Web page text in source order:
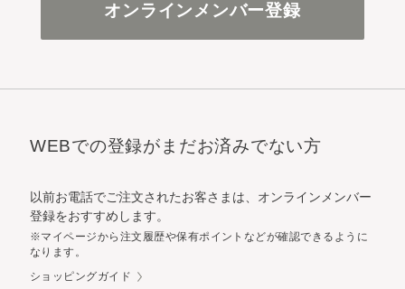
オンラインメンバー登録
WEBでの登録がまだお済みでない方
以前お電話でご注文されたお客さまは、オンラインメンバー
登録をおすすめします。
※マイページから注文履歴や保有ポイントなどが確認できるように
なります。
ショッピングガイド